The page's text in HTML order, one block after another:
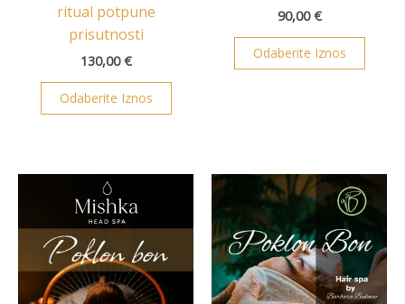
ritual potpune
prisutnosti
130,00€
Odaberite Iznos
90,00€
Odaberite Iznos